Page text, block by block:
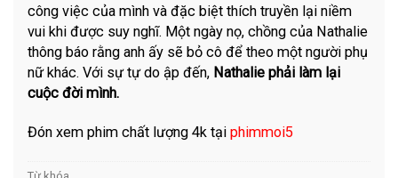
công việc của mình và đặc biệt thích truyền lại niềm
vui khi được suy nghĩ. Một ngày nọ, chồng của Nathalie
thông báo rằng anh ấy sẽ bỏ cô để theo một người phụ
nữ khác. Với sự tự do ập đến, Nathalie phải làm lại
cuộc đời mình.
Đón xem phim chất lượng 4k tạiphimmoi5